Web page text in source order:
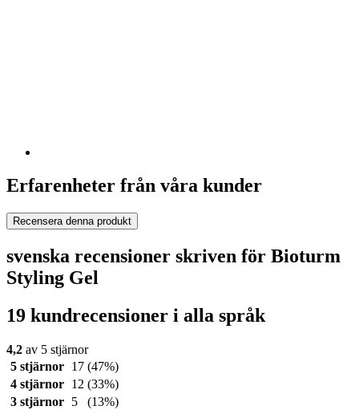
Erfarenheter från våra kunder
Recensera denna produkt
svenska recensioner skriven för Bioturm
Styling Gel
19 kundrecensioner i alla språk
4,2 av 5 stjärnor
5 stjärnor
17 (47%)
4 stjärnor
12 (33%)
3 stjärnor
5
(13%)